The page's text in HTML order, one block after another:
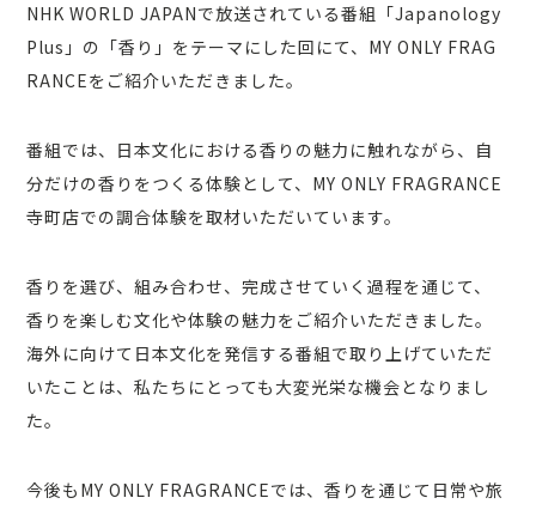
NHK WORLD JAPANで放送されている番組「Japanology
Plus」の「香り」をテーマにした回にて、MY ONLY FRAG
RANCEをご紹介いただきました。
番組では、日本文化における香りの魅力に触れながら、自
分だけの香りをつくる体験として、MY ONLY FRAGRANCE
寺町店での調合体験を取材いただいています。
香りを選び、組み合わせ、完成させていく過程を通じて、
香りを楽しむ文化や体験の魅力をご紹介いただきました。
海外に向けて日本文化を発信する番組で取り上げていただ
いたことは、私たちにとっても大変光栄な機会となりまし
た。
今後もMY ONLY FRAGRANCEでは、香りを通じて日常や旅